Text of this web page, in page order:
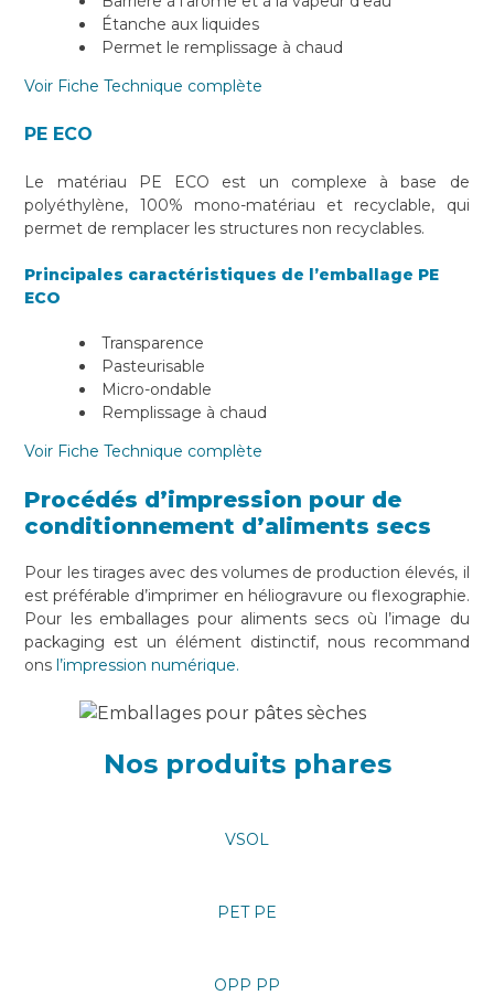
Étanche aux liquides
Permet le remplissage à chaud
Voir Fiche Technique complète
PE ECO
Le matériau PE ECO est un complexe à base de
polyéthylène, 100% mono-matériau et recyclable, qui
permet de remplacer les structures non recyclables.
Principales caractéristiques de l’emballage PE
ECO
Transparence
Pasteurisable
Micro-ondable
Remplissage à chaud
Voir Fiche Technique complète
Procédés d’impression pour de
conditionnement d’aliments secs
Pour les tirages avec des volumes de production élevés, il
est préférable d’imprimer en héliogravure ou flexographie.
Pour les emballages pour aliments secs où l’image du
packaging est un élément distinctif, nous recommand
onsl’impression numérique.
Nos produits phares
VSOL
PET PE
OPP PP